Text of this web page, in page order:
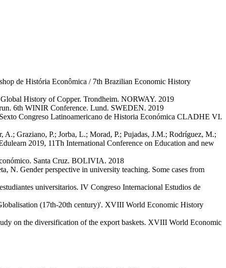
de História Econômica / 7th Brazilian Economic History
Global History of Copper. Trondheim. NORWAY. 2019
. 6th WINIR Conference. Lund. SWEDEN. 2019
Sexto Congreso Latinoamericano de Historia Económica CLADHE VI.
Graziano, P.; Jorba, L.; Morad, P.; Pujadas, J.M.; Rodríguez, M.;
2019, 11Th International Conference on Education and new
. Santa Cruz. BOLIVIA. 2018
N. Gender perspective in university teaching. Some cases from
universitarios. IV Congreso Internacional Estudios de
(17th-20th century)'. XVIII World Economic History
on the diversification of the export baskets. XVIII World Economic